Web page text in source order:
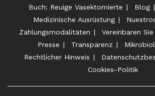
Buch: Reuige Vasektomierte
Blog
Medizinische Ausrüstung
Zahlungsmodalitäten
Vereinbaren
Presse
Transparenz
Rechtlicher Hinweis
Cookies-Politik